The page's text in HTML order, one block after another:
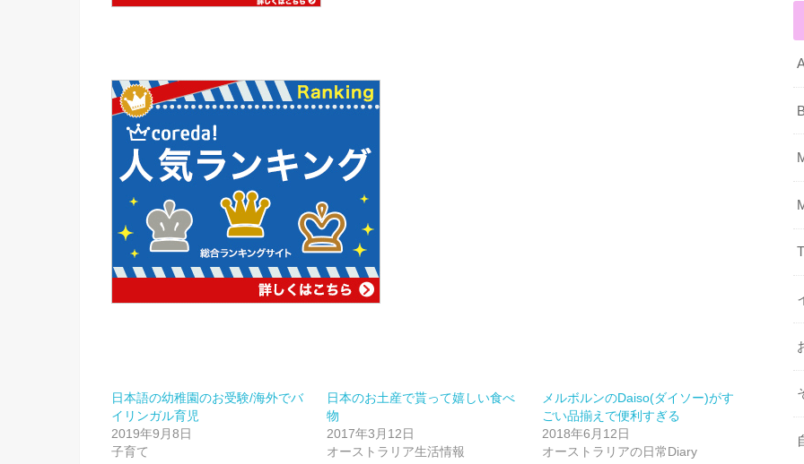
日本語の幼稚園のお受験/海外でバ
イリンガル育児
2019年9月8日
子育て
日本のお土産で貰って嬉しい食べ
物
2017年3月12日
オーストラリア生活情報
メルボルンのDaiso(ダイソー)がす
ごい品揃えで便利すぎる
2018年6月12日
オーストラリアの日常Diary